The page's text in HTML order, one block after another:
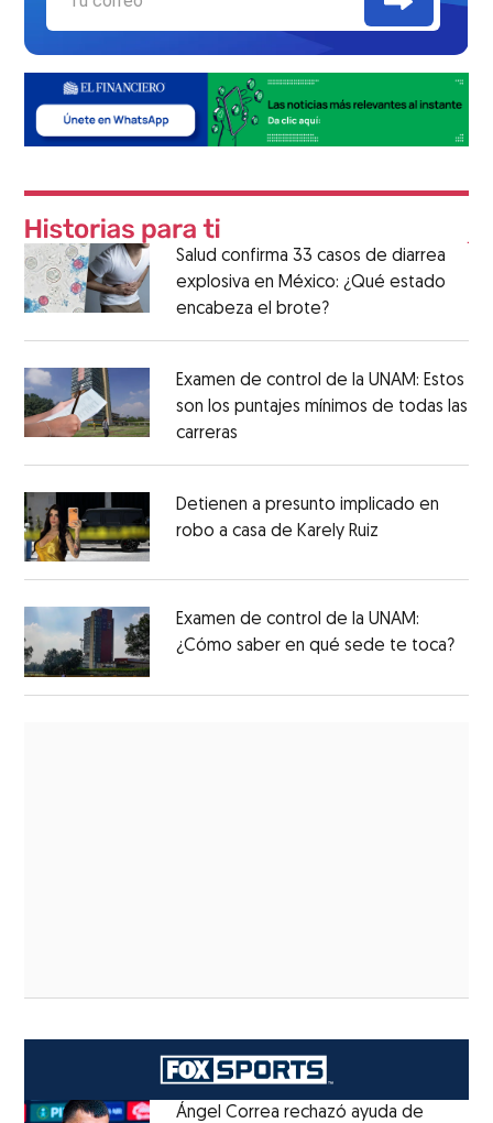
Salud confirma 33 casos de diarrea
explosiva en México: ¿Qué estado
encabeza el brote?
Examen de control de la UNAM: Estos
son los puntajes mínimos de todas las
carreras
Detienen a presunto implicado en
robo a casa de Karely Ruiz
Examen de control de la UNAM:
¿Cómo saber en qué sede te toca?
Ángel Correa rechazó ayuda de